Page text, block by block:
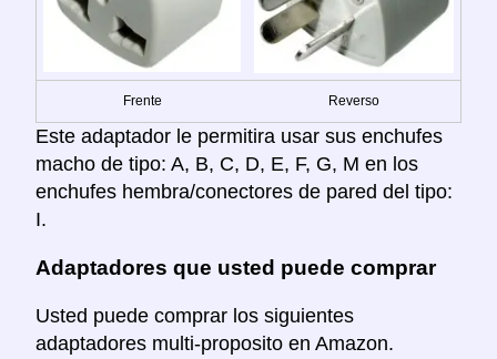
Frente Reverso
Este adaptador le permitira usar sus enchufes
macho de tipo: A, B, C, D, E, F, G, M en los
enchufes hembra/conectores de pared del tipo:
I.
Adaptadores que usted puede comprar
Usted puede comprar los siguientes
adaptadores multi-proposito en Amazon.